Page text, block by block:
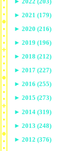
► 2021 (179)
► 2020 (216)
► 2019 (196)
► 2018 (212)
► 2017 (227)
► 2016 (255)
► 2015 (273)
► 2014 (319)
► 2013 (248)
► 2012 (376)